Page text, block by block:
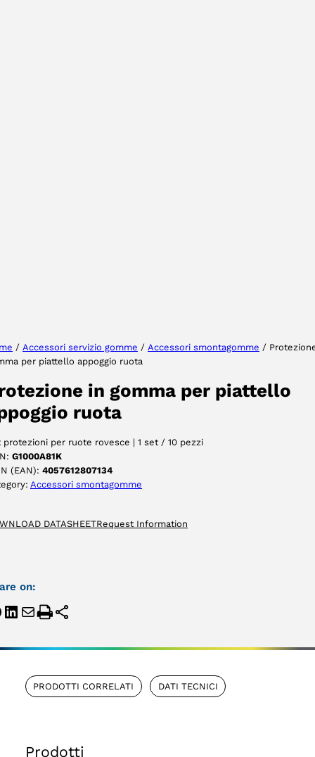
/ Accessori servizio gomme / Accessori smontagomme /
per piattello appoggio ruota
in gomma per piattello
ruota
protezioni per ruote rovesce | 1 set / 10 pezzi
G1000A81K
(EAN): 4057612807134
Accessori smontagomme
DATASHEETRequest Information
on:
PRODOTTI CORRELATI DATI TECNICI
Prodotti
ACCETTA